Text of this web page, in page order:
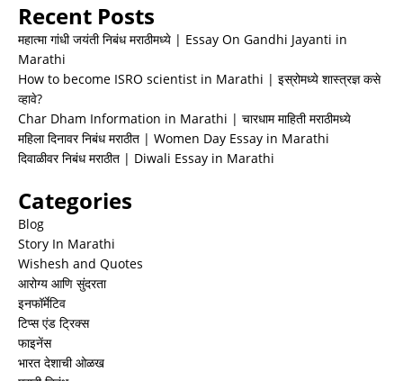
Recent Posts
महात्मा गांधी जयंती निबंध मराठीमध्ये | Essay On Gandhi Jayanti in
Marathi
How to become ISRO scientist in Marathi | इस्रोमध्ये शास्त्रज्ञ कसे
व्हावे?
Char Dham Information in Marathi | चारधाम माहिती मराठीमध्ये
महिला दिनावर निबंध मराठीत | Women Day Essay in Marathi
दिवाळीवर निबंध मराठीत | Diwali Essay in Marathi
Categories
Blog
Story In Marathi
Wishesh and Quotes
आरोग्य आणि सुंदरता
इनफॉर्मेटिव
टिप्स एंड ट्रिक्स
फाइनेंस
भारत देशाची ओळख